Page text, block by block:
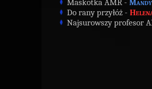
Maskotka AMR -
Do rany przyłóż -
Najsurowszy profesor